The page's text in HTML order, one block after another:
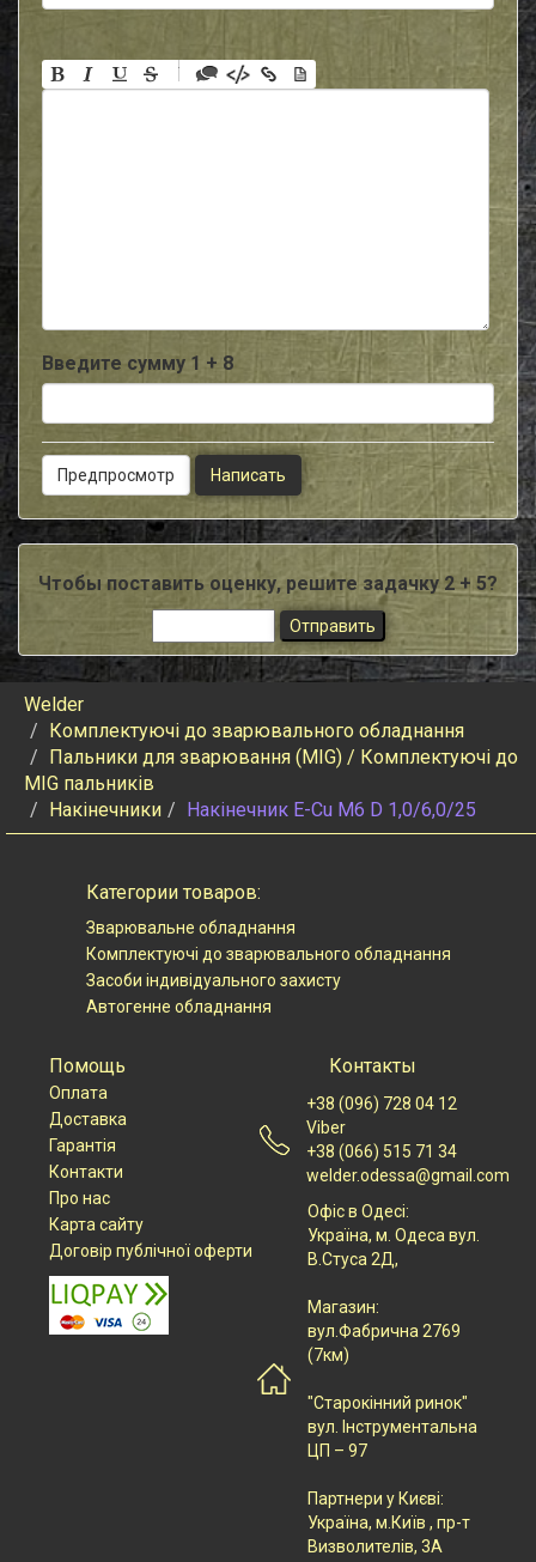
-
-
Введите сумму 1 + 8
Чтобы поставить оценку, решите задачку 2 + 5?
Welder
Комплектуючі до зварювального обладнання
Пальники для зварювання (MIG) / Комплектуючі до
MIG пальників
Накінечники
Накiнечник E-Cu M6 D 1,0/6,0/25
Категории товаров:
Зварювальне обладнання
Комплектуючі до зварювального обладнання
Засоби індивідуального захисту
Автогенне обладнання
Помощь
Оплата
Доставка
Гарантія
Контакти
Про нас
Карта сайту
Договір публічної оферти
Контакты
+38 (096) 728 04 12
Viber
+38 (066) 515 71 34
welder.odessa@gmail.com
Офіс в Одесі:
Українa, м. Одеса вул.
В.Стуса 2Д,
Магазин:
вул.Фабрична 2769
(7км)
"Старокінний ринок"
вул. Інструментальна
ЦП – 97
Партнери у Києві:
Українa, м.Київ , пр-т
Визволителів, 3А